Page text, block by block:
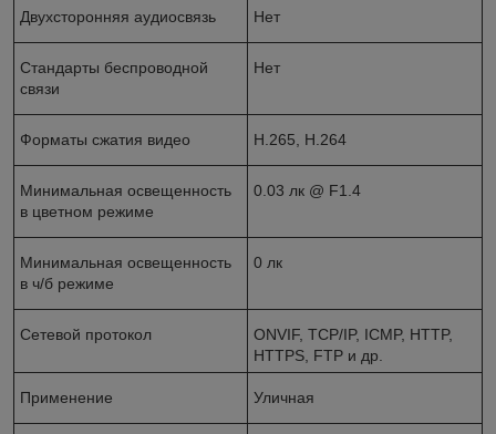
Двухсторонняя аудиосвязь Нет
Стандарты беспроводной
связи
Нет
Форматы сжатия видео H.265, H.264
Минимальная освещенность
в цветном режиме
0.03 лк @ F1.4
Минимальная освещенность
в ч/б режиме
0 лк
Сетевой протокол
ОNVIF, TCP/IP, ICMP, HTTP,
HTTPS, FTP и др.
Применение Уличная